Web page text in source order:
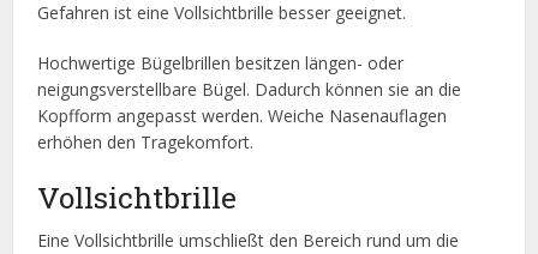
Gefahren ist eine Vollsichtbrille besser geeignet.
Hochwertige Bügelbrillen besitzen längen- oder
neigungsverstellbare Bügel. Dadurch können sie an die
Kopfform angepasst werden. Weiche Nasenauflagen
erhöhen den Tragekomfort.
Vollsichtbrille
Eine Vollsichtbrille umschließt den Bereich rund um die